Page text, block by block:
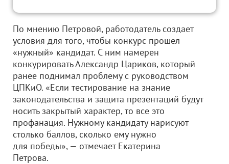
По мнению Петровой, работодатель создает
условия для того, чтобы конкурс прошел
«нужный» кандидат. С ним намерен
конкурировать Александр Цариков, который
ранее поднимал проблему с руководством
ЦПКиО. «Если тестирование на знание
законодательства и защита презентаций будут
носить закрытый характер, то все это
профанация. Нужному кандидату нарисуют
столько баллов, сколько ему нужно
для победы», — отмечает Екатерина
Петрова.